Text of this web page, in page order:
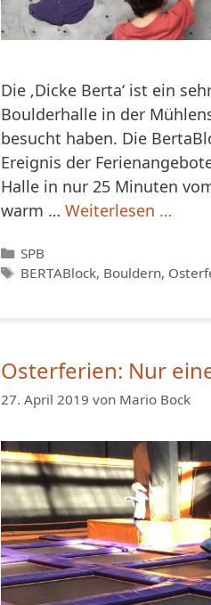
Die ‚Dicke Berta‘ ist ein
Boulderhalle in der
besucht haben. Die
Ereignis der
Halle in nur 25 Minuten
warm … Weiterlesen …
Kategorien
SPB
Schlagwörter
BERTABlock, Bouldern,
Osterferien: Nur
27. April 2019 von Mario Bock